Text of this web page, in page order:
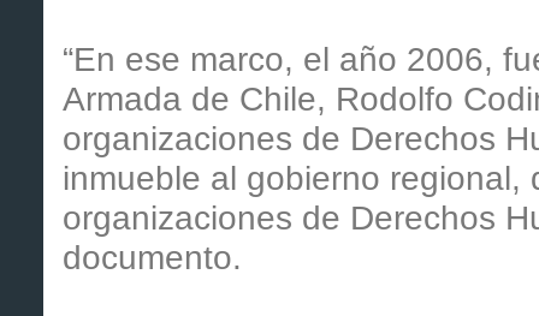
“En ese marco, el año 2006,
Armada de Chile, Rodolfo
organizaciones de Derechos
inmueble al gobierno
organizaciones de Derechos
documento.